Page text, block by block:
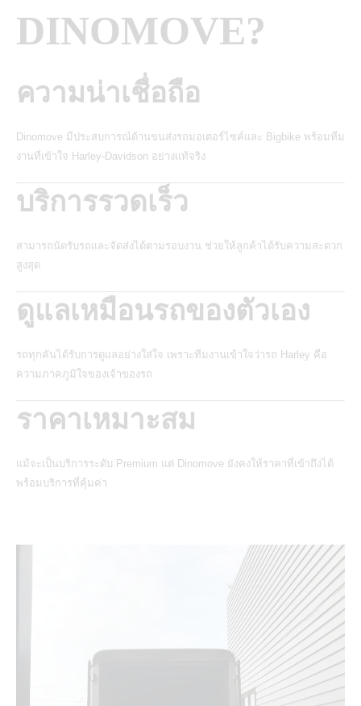
DINOMOVE?
ความน่าเชื่อถือ
Dinomove มีประสบการณ์ด้านขนส่งรถมอเตอร์ไซค์และ Bigbike พร้อมทีม
งานที่เข้าใจ Harley-Davidson อย่างแท้จริง
บริการรวดเร็ว
สามารถนัดรับรถและจัดส่งได้ตามรอบงาน ช่วยให้ลูกค้าได้รับความสะดวก
สูงสุด
ดูแลเหมือนรถของตัวเอง
รถทุกคันได้รับการดูแลอย่างใส่ใจ เพราะทีมงานเข้าใจว่ารถ Harley คือ
ความภาคภูมิใจของเจ้าของรถ
ราคาเหมาะสม
แม้จะเป็นบริการระดับ Premium แต่ Dinomove ยังคงให้ราคาที่เข้าถึงได้
พร้อมบริการที่คุ้มค่า